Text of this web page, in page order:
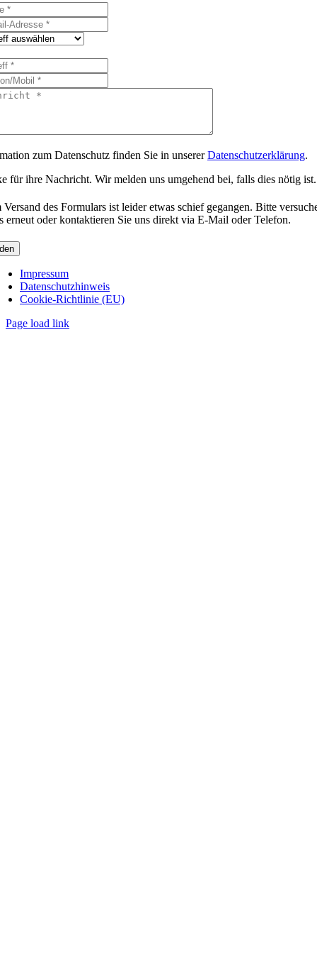
zum Datenschutz finden Sie in unsererDatenschutzerklärung.
für ihre Nachricht. Wir melden uns umgehend bei, falls dies nötig ist.
Versand des Formulars ist leider etwas schief gegangen. Bitte
erneut oder kontaktieren Sie uns direkt via E-Mail oder Telefon.
Impressum
Datenschutzhinweis
Cookie-Richtlinie (EU)
Page load link